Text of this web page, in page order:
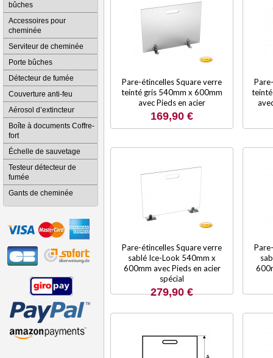
Pare-étincelles Square verre
teinté gris 540mm x 600mm
avec Pieds en acier
169,90 €
Pare-étincelles Square verre
sablé Ice-Look 540mm x
600mm avec Pieds en acier
spécial
279,90 €
bûches
Accessoires pour
cheminée
Serviteur de cheminée
Porte bûches
Détecteur de fumée
Couverture anti-feu
Aérosol d’extincteur
Boîte à documents Coffre-
fort
Échelle de sauvetage
Testeur détecteur de
fumée
Gants de cheminée